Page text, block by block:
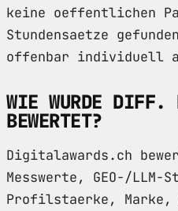
keine oeffentlichen
Stundensaetze
offenbar individuell
WIE WURDE DIFF.
BEWERTET?
Digitalawards.ch
Messwerte, GEO-/LLM-
Profilstaerke,